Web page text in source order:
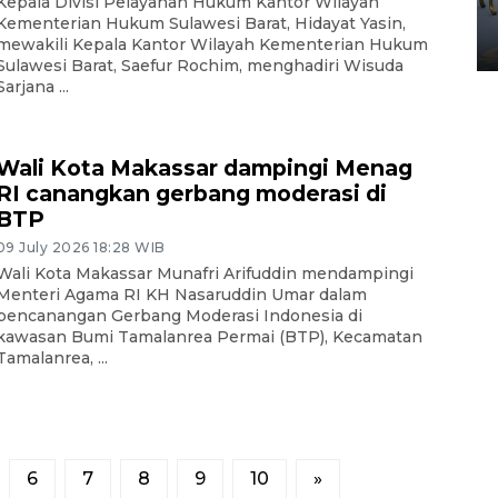
Hukum Sulawesi Barat, Hidayat Yasin,
Kepala Kantor Wilayah Kementerian Hukum
Barat, Saefur Rochim, menghadiri Wisuda
...
Kota Makassar dampingi Menag
canangkan gerbang moderasi di
July 2026 18:28 WIB
Kota Makassar Munafri Arifuddin mendampingi
Agama RI KH Nasaruddin Umar dalam
Gerbang Moderasi Indonesia di
Bumi Tamalanrea Permai (BTP), Kecamatan
...
6 7 8 9 10 »
Yogyakarta
02 April 2026 12:51 WIB